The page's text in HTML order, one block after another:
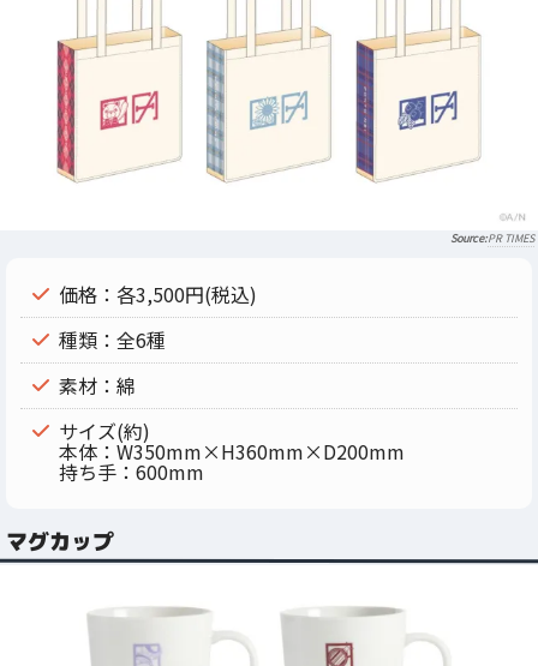
PR TIMES
価格：各3,500円(税込)
種類：全6種
素材：綿
サイズ(約)
本体：W350mm×H360mm×D200mm
持ち手：600mm
マグカップ